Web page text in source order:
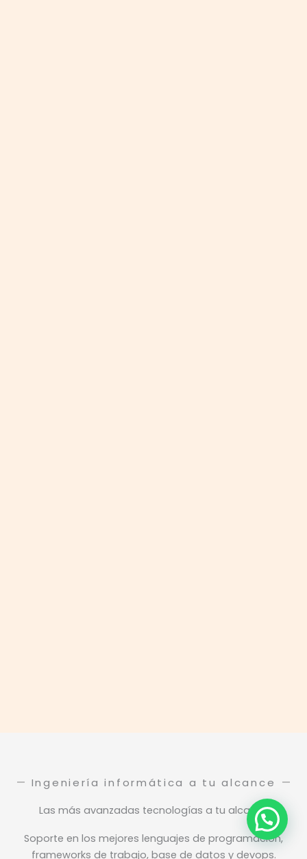
Ingeniería informática a tu alcance
Las más avanzadas tecnologías a tu alcance
Soporte en los mejores lenguajes de programación,
frameworks de trabajo, base de datos y devops.